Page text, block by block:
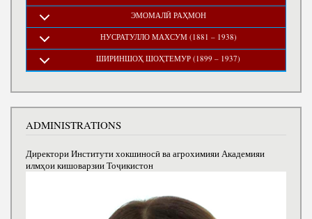
ЭМОМАЛӢ РАҲМОН
НУСРАТУЛЛО МАХСУМ (1881 – 1938)
ШИРИНШОҲ ШОҲТЕМУР (1899 – 1937)
ADMINISTRATIONS
Директори Институти хокшиносӣ ва агрохимияи Академияи
илмҳои кишоварзии Тоҷикистон